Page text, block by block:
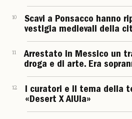
10
Scavi a Ponsacco hanno
vestigia medievali della
11
Arrestato in Messico un
droga e di arte. Era
12
I curatori e il tema della
«Desert X AlUla»